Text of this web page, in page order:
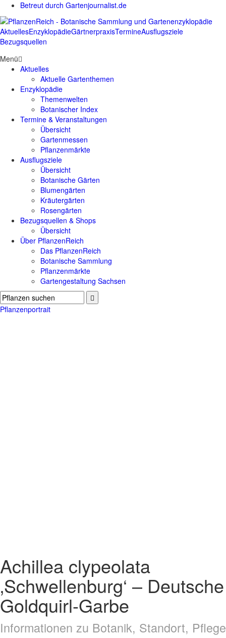
Betreut durch Gartenjournalist.de
AktuellesEnzyklopädieGärtnerpraxisTermineAusflugsziele
Bezugsquellen
Menü
Aktuelles
Aktuelle Gartenthemen
Enzyklopädie
Themenwelten
Botanischer Index
Termine & Veranstaltungen
Übersicht
Gartenmessen
Pflanzenmärkte
Ausflugsziele
Übersicht
Botanische Gärten
Blumengärten
Kräutergärten
Rosengärten
Bezugsquellen & Shops
Übersicht
Über PflanzenReich
Das PflanzenReich
Botanische Sammlung
Pflanzenmärkte
Gartengestaltung Sachsen
Pflanzenportrait
Achillea clypeolata
‚Schwellenburg‘ – Deutsche
Goldquirl-Garbe
Informationen zu Botanik, Standort, Pflege